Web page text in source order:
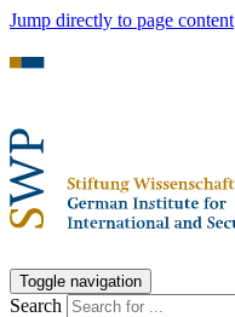
Jump directly to page content
Toggle navigation
Search